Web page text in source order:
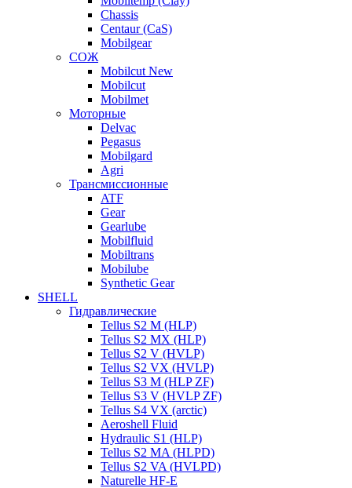
Chassis
Centaur (CaS)
Mobilgear
СОЖ
Mobilcut New
Mobilcut
Mobilmet
Моторные
Delvac
Pegasus
Mobilgard
Agri
Трансмиссионные
ATF
Gear
Gearlube
Mobilfluid
Mobiltrans
Mobilube
Synthetic Gear
SHELL
Гидравлические
Tellus S2 M (HLP)
Tellus S2 MХ (HLP)
Tellus S2 V (HVLP)
Tellus S2 VX (HVLP)
Tellus S3 M (HLP ZF)
Tellus S3 V (HVLP ZF)
Tellus S4 VX (arctic)
Aeroshell Fluid
Hydraulic S1 (HLP)
Tellus S2 MA (HLPD)
Tellus S2 VA (HVLPD)
Naturelle HF-E